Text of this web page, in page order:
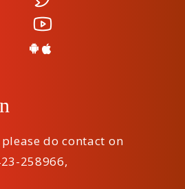
do contact on
258966,